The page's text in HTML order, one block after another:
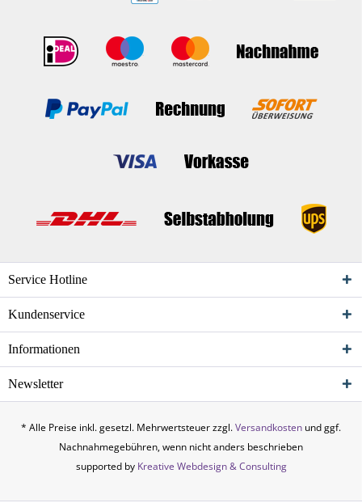
Service Hotline
Kundenservice
Informationen
Newsletter
* Alle Preise inkl. gesetzl. Mehrwertsteuer zzgl.Versandkosten und ggf.
Nachnahmegebühren, wenn nicht anders beschrieben
supported by Kreative Webdesign & Consulting